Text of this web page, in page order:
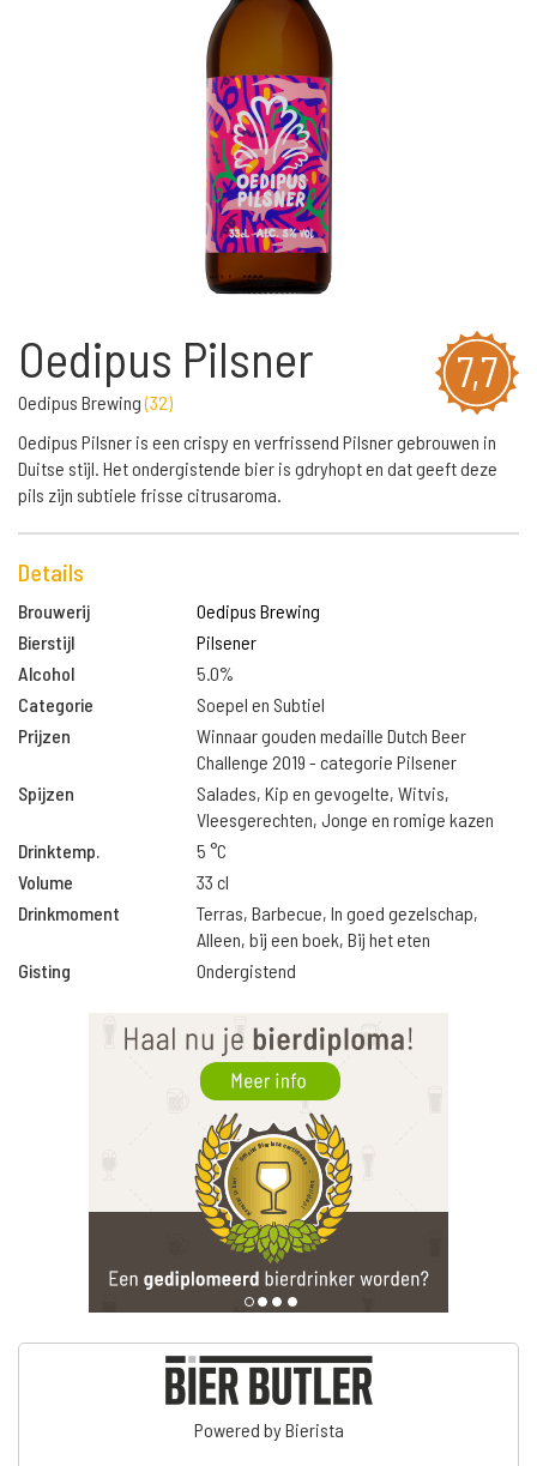
7,7
Oedipus Pilsner
Oedipus Brewing(32)
Oedipus Pilsner is een crispy en verfrissend Pilsner gebrouwen in
Duitse stijl. Het ondergistende bier is gdryhopt en dat geeft deze
pils zijn subtiele frisse citrusaroma.
Details
Brouwerij
Oedipus Brewing
Bierstijl
Pilsener
Alcohol
5.0%
Categorie
Soepel en Subtiel
Prijzen
Winnaar gouden medaille Dutch Beer
Challenge 2019 - categorie Pilsener
Spijzen
Salades, Kip en gevogelte, Witvis,
Vleesgerechten, Jonge en romige kazen
Drinktemp.
5 °C
Volume
33 cl
Drinkmoment
Terras, Barbecue, In goed gezelschap,
Alleen, bij een boek, Bij het eten
Gisting
Ondergistend
Powered by Bierista